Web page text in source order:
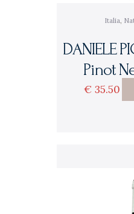
Italia
DANIELE
Pinot
€ 35 50